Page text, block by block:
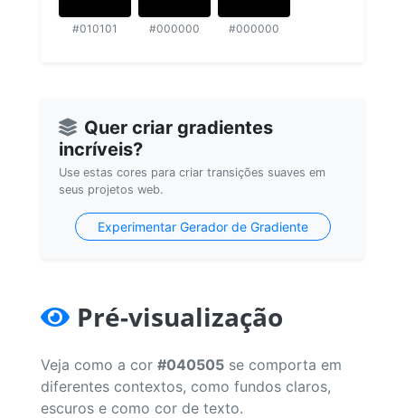
#010101 #000000 #000000
Quer criar gradientes
incríveis?
Use estas cores para criar transições suaves em
seus projetos web.
Experimentar Gerador de Gradiente
Pré-visualização
Veja como a cor #040505 se comporta em
diferentes contextos, como fundos claros,
escuros e como cor de texto.